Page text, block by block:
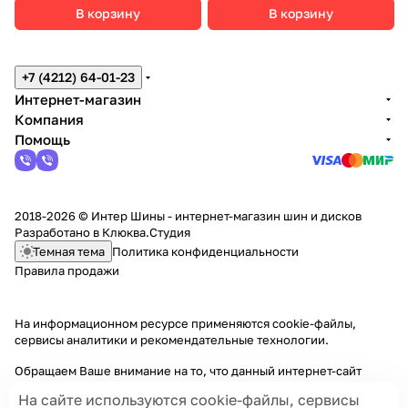
В корзину В корзину
+7 (4212) 64-01-23
Интернет-магазин
Компания
Помощь
2018-2026 © Интер Шины - интернет-магазин шин и дисков
Разработано в Клюква.Студия
Темная тема Политика конфиденциальности
Правила продажи
На информационном ресурсе применяютсяcookie-файлы,
сервисы аналитики и рекомендательные технологии.
Обращаем Ваше внимание на то, что данный интернет-сайт
условиях информационные материалы и цены, размещенные на
На сайте используются cookie-файлы, сервисы